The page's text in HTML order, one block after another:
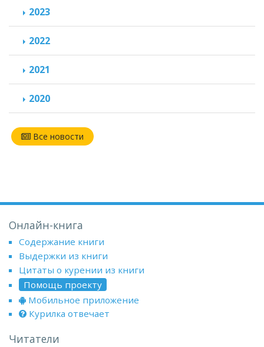
2023
2022
2021
2020
Все новости
Онлайн-книга
Содержание книги
Выдержки из книги
Цитаты о курении из книги
Помощь проекту
Мобильное приложение
Курилка отвечает
Читатели